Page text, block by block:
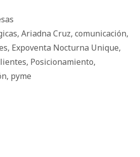
, Ariadna Cruz, comunicación,
, Expoventa Nocturna Unique,
, Posicionamiento,
, pyme